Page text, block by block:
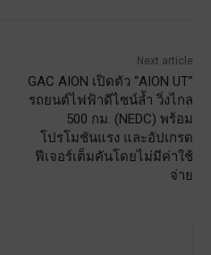
Next article
GAC AION เปิดตัว “AION UT”
รถยนต์ไฟฟ้าดีไซน์ล้ำ วิ่งไกล
500 กม. (NEDC) พร้อม
โปรโมชันแรง และอัปเกรด
ฟีเจอร์เต็มคันโดยไม่มีค่าใช้
จ่าย